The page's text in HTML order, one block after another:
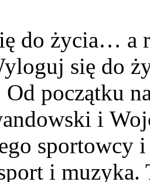
do życia… a
się do
początku
i
sportowcy
i muzyka.